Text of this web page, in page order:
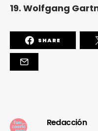
19. Wolfgang
SHARE
Redacción